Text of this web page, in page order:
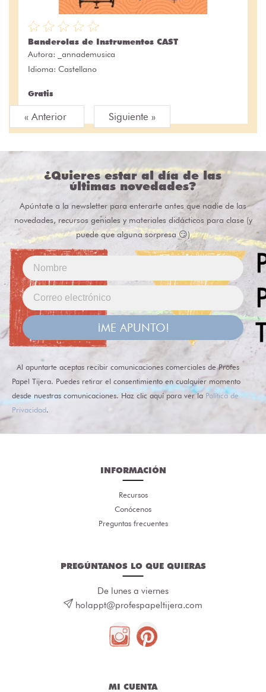
Banderolas de Instrumentos CAST
Autora:
_annademusica
Idioma: Castellano
Gratis
« Anterior Siguiente »
¿Quieres estar al día de las
últimas novedades?
Apúntate a la newsletter para enterarte antes que nadie de las
novedades, recursos geniales y materiales didácticos para clase (y
puede que alguna sorpresa 😏)
¡ME APUNTO!
Al apuntarte aceptas recibir comunicaciones comerciales de Profes
Papel Tijera. Puedes retirar el consentimiento en cualquier momento
desde nuestras comunicaciones. Haz clic aquí para ver la Política de
Privacidad.
INFORMACIÓN
Recursos
Conócenos
Preguntas frecuentes
PREGÚNTANOS LO QUE QUIERAS
De lunes a viernes
holappt@profespapeltijera.com
MI CUENTA